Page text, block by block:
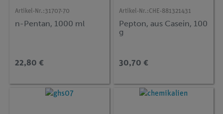
Artikel-Nr.:31707-70
n-Pentan, 1000 ml
22,80 €
Artikel-Nr.:CHE-881321431
Pepton, aus Casein, 100
g
30,70 €